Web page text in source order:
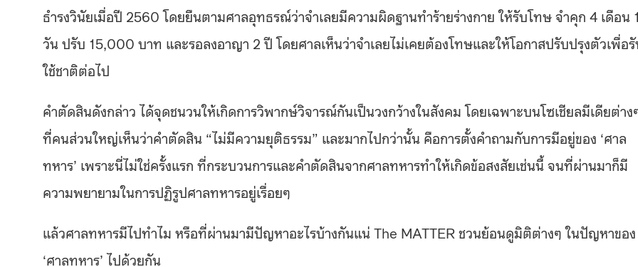
ธำรงวินัยเมื่อปี 2560 โดยยืนตามศาลอุทธรณ์ว่าจำเลยมีความผิดฐานทำร้ายร่างกาย ให้รับโทษ จำคุก 4 เดือน
วัน ปรับ 15,000 บาท และรอลงอาญา 2 ปี โดยศาลเห็นว่าจำเลยไม่เคยต้องโทษและให้โอกาสปรับปรุงตัวเพื่อ
ใช้ชาติต่อไป
คำตัดสินดังกล่าว ได้จุดชนวนให้เกิดการวิพากษ์วิจารณ์กันเป็นวงกว้างในสังคม โดยเฉพาะบนโซเชียลมีเดียต่าง
ที่คนส่วนใหญ่เห็นว่าคำตัดสิน “ไม่มีความยุติธรรม” และมากไปกว่านั้น คือการตั้งคำถามกับการมีอยู่ของ ‘ศาล
ทหาร’ เพราะนี่ไม่ใช่ครั้งแรก ที่กระบวนการและคำตัดสินจากศาลทหารทำให้เกิดข้อสงสัยเช่นนี้ จนที่ผ่านมาก็มี
ความพยายามในการปฏิรูปศาลทหารอยู่เรื่อยๆ
แล้วศาลทหารมีไปทำไม หรือที่ผ่านมามีปัญหาอะไรบ้างกันแน่ The MATTER ชวนย้อนดูมิติต่างๆ ในปัญหาของ
‘ศาลทหาร’ ไปด้วยกัน